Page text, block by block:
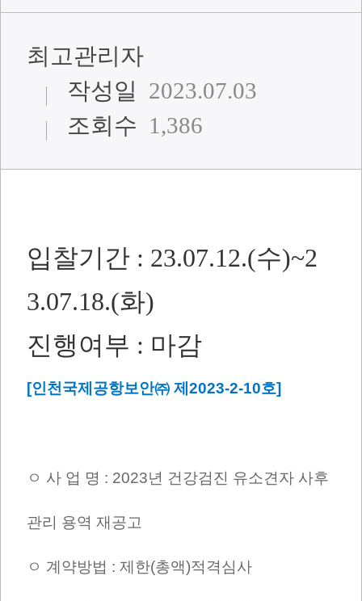
최고관리자
작성일 2023.07.03
조회수 1,386
입찰기간 : 23.07.12.(수)~2
3.07.18.(화)
진행여부 : 마감
[인천국제공항보안㈜ 제2023-2-10호]
ㅇ 사 업 명 : 2023년 건강검진 유소견자 사후
관리 용역 재공고
ㅇ 계약방법 : 제한(총액)적격심사